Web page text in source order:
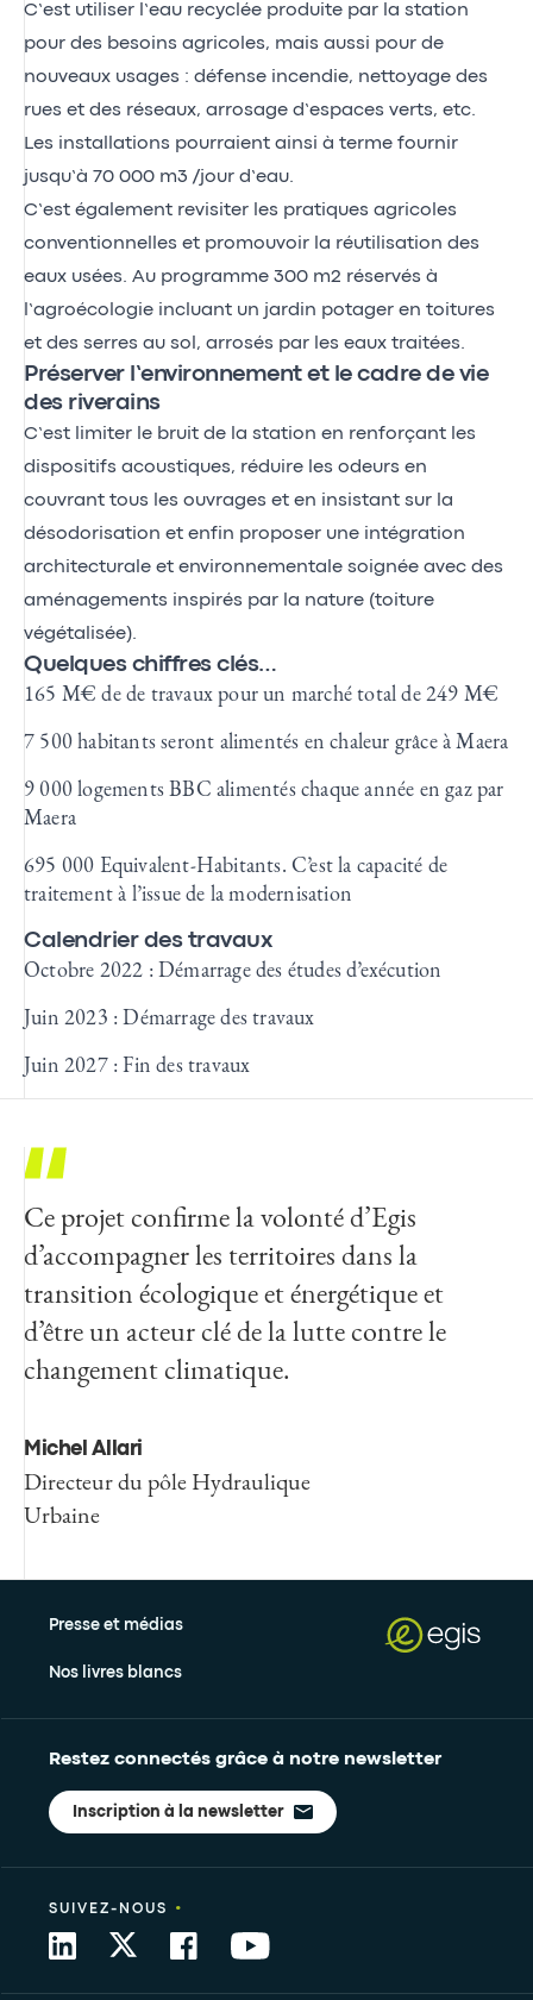
C’est utiliser l’eau recyclée produite par la station
pour des besoins agricoles, mais aussi pour de
nouveaux usages : défense incendie, nettoyage des
rues et des réseaux, arrosage d’espaces verts, etc.
Les installations pourraient ainsi à terme fournir
jusqu’à 70 000 m3 /jour d’eau.
C’est également revisiter les pratiques agricoles
conventionnelles et promouvoir la réutilisation des
eaux usées. Au programme 300 m2 réservés à
l’agroécologie incluant un jardin potager en toitures
et des serres au sol, arrosés par les eaux traitées.
Préserver l’environnement et le cadre de vie
des riverains
C’est limiter le bruit de la station en renforçant les
dispositifs acoustiques, réduire les odeurs en
couvrant tous les ouvrages et en insistant sur la
désodorisation et enfin proposer une intégration
architecturale et environnementale soignée avec des
aménagements inspirés par la nature (toiture
végétalisée).
Quelques chiffres clés…
165 M€ de de travaux pour un marché total de 249 M€
7 500 habitants seront alimentés en chaleur grâce à Maera
9 000 logements BBC alimentés chaque année en gaz par
Maera
695 000 Equivalent-Habitants. C’est la capacité de
traitement à l’issue de la modernisation
Calendrier des travaux
Octobre 2022 : Démarrage des études d’exécution
Juin 2023 : Démarrage des travaux
Juin 2027 : Fin des travaux
Ce projet confirme la volonté d’Egis
d’accompagner les territoires dans la
transition écologique et énergétique et
d’être un acteur clé de la lutte contre le
changement climatique.
Michel Allari
Directeur du pôle Hydraulique
Urbaine
Presse et médias
Nos livres blancs
Restez connectés grâce à notre newsletter
Inscription à la newsletter
SUIVEZ-NOUS •